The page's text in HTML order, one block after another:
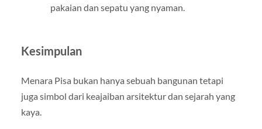
pakaian dan sepatu yang nyaman.
Kesimpulan
Menara Pisa bukan hanya sebuah bangunan tetapi
juga simbol dari keajaiban arsitektur dan sejarah yang
kaya.